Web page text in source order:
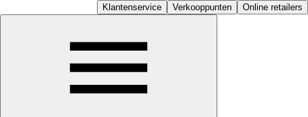
Klantenservice Verkooppunten Online retailers